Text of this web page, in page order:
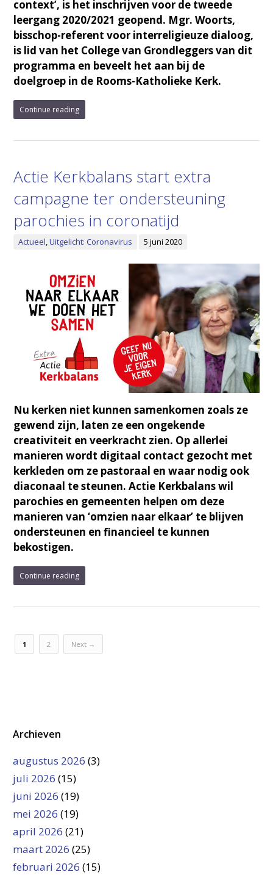
context’, is het inschrijven voor de tweede
leergang 2020/2021 geopend. Mgr. Woorts,
bisschop-referent voor interreligieuze dialoog,
is lid van het College van Grondleggers van dit
programma en beveelt het aan bij de
doelgroep in de Rooms-Katholieke Kerk.
Continue reading
Actie Kerkbalans start extra
campagne ter ondersteuning
parochies in coronatijd
Actueel,Uitgelicht: Coronavirus 5 juni 2020
Nu kerken niet kunnen samenkomen zoals ze
gewend zijn, laten ze een ongekende
creativiteit en veerkracht zien. Op allerlei
manieren wordt digitaal contact gezocht met
kerkleden om ze pastoraal en waar nodig ook
diaconaal te steunen. Actie Kerkbalans wil
parochies en gemeenten helpen om deze
manieren van ‘omzien naar elkaar’ te blijven
ondersteunen en financieel te kunnen
bekostigen.
Continue reading
1 2 Next →
Archieven
augustus 2026 (3)
juli 2026 (15)
juni 2026 (19)
mei 2026 (19)
april 2026 (21)
maart 2026 (25)
februari 2026 (15)